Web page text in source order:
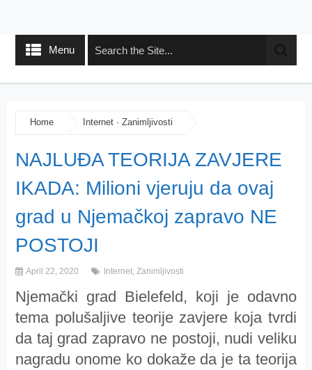
Menu
Home Internet· Zanimljivosti
NAJLUĐA TEORIJA ZAVJERE
IKADA: Milioni vjeruju da ovaj
grad u Njemačkoj zapravo NE
POSTOJI
April 22, 2020 Internet, Zanimljivosti
Njemački grad Bielefeld, koji je odavno
tema polušaljive teorije zavjere koja tvrdi
da taj grad zapravo ne postoji, nudi veliku
nagradu onome ko dokaže da je ta teorija